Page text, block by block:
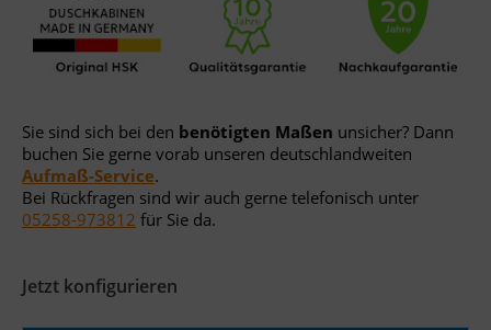
Sie sind sich bei den benötigten Maßen unsicher? Dann
buchen Sie gerne vorab unseren deutschlandweiten
Aufmaß-Service.
Bei Rückfragen sind wir auch gerne telefonisch unter
05258-973812 für Sie da.
Jetzt konfigurieren